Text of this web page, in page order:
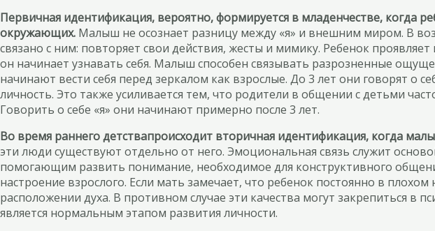
Первичная идентификация, вероятно, формируется в младенчестве, когда
окружающих. Малыш не осознает разницу между «я» и внешним миром. В
связано с ним: повторяет свои действия, жесты и мимику. Ребенок
он начинает узнавать себя. Малыш способен связывать разрозненные
начинают вести себя перед зеркалом как взрослые. До 3 лет они говорят о
личность. Это также усиливается тем, что родители в общении с детьми
Говорить о себе «я» они начинают примерно после 3 лет.
Во время раннего детствапроисходит вторичная идентификация, когда
эти люди существуют отдельно от него. Эмоциональная связь служит
помогающим развить понимание, необходимое для конструктивного
настроение взрослого. Если мать замечает, что ребенок постоянно в
расположении духа. В противном случае эти качества могут закрепиться в
является нормальным этапом развития личности.